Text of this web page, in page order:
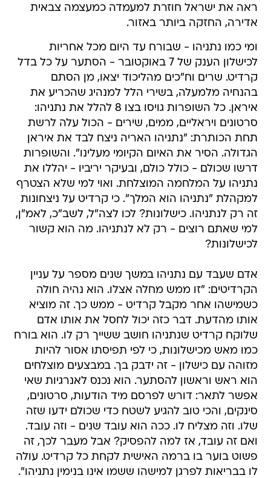
ראה את ישראל חוזרת למעמדה כמעצמה צבאית
אדירה, החזקה ביותר באזור.
ומי כמו נתניהו - שבורח עד היום מכל אחריות
לכישלון הענק של 7 באוקטובר - הסתער על כל בדל
קרדיט. שרים וח"כים מהליכוד יצאו, מן הסתם
בהנחיה מלמעלה, בשירי הלל למנהיג שהכריע את
איראן. כל השופרות גויסו בצו 8 להלל את נתניהו:
סרטונים ויראליים, ממים, שירים - הכול עלה לרשת
תחת הכותרת: "נתניהו האריה ניצח לבד את איראן
הגדולה. הסיר את האיום הקיומי מעלינו". והשופרות
דרשו שכולם - כולל כולם, ובעיקר יריביו - יהללו את
נתניהו על המלחמה המוצלחת. ואוי למי שלא הצטרף
למקהלת "נתניהו הוא המלך". כי קרדיט על ניצחונות
זה רק לנתניהו. כישלונות? לכו לצה"ל, לשב"כ, לאמ"ן,
למי שאתם רוצים - רק לא לנתניהו. מה הוא קשור
לכישלונות?
אדם שעבד עם נתניהו במשך שנים מספר על עניין
הקרדיטים: "זו ממש מחלה אצלו. הוא נהיה חולה
כשמישהו אחר מקבל קרדיט - ממש כך. זה מוציא
אותו מהדעת. דבר כזה יכול לחסל את אותו אדם
שלוקח קרדיט שנתניהו חושב ששייך רק לו. הוא בורח
כמו מאש מכישלונות, כי לפי תפיסתו אסור להיות
מזוהה עם כישלון - זה ידבק בך. במבצעים מוצלחים
הוא ראש וראשון להסתער. הוא נכנס לאנרגיות שאי
אפשר לתאר: דורש לפרסם מיד הודעות, סרטונים,
סינקים, והכי טוב להגיע לשטח כדי שכולם ידעו שזה
שלו. וזה מצליח לו. ככה הוא עובד שנים - וזה עובד.
ואם זה עובד, אז למה להפסיק? אבל מעבר לכך, זה
פשוט בוער בו ברמה האישית לקחת כל קרדיט. עולה
לו בבריאות לפרגן למישהו ששמו אינו בנימין נתניהו".